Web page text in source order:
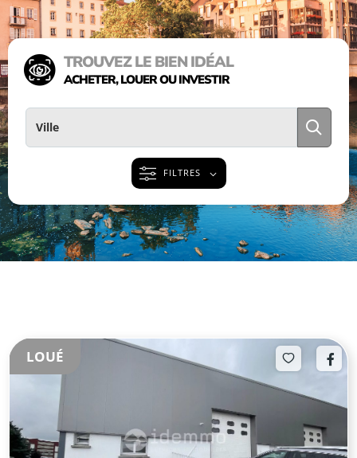
TROUVEZ LE BIEN IDÉAL
ACHETER, LOUER OU INVESTIR
FILTRES
LOUÉ